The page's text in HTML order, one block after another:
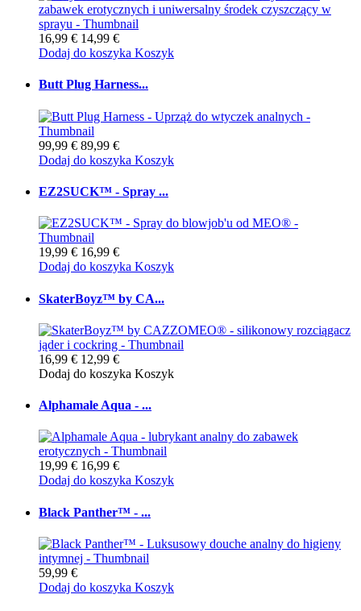
16,99 € 14,99 €
Dodaj do koszyka Koszyk
Butt Plug Harness...
99,99 € 89,99 €
Dodaj do koszyka Koszyk
EZ2SUCK™ - Spray ...
19,99 € 16,99 €
Dodaj do koszyka Koszyk
SkaterBoyz™ by CA...
16,99 € 12,99 €
Dodaj do koszyka Koszyk
Alphamale Aqua - ...
19,99 € 16,99 €
Dodaj do koszyka Koszyk
Black Panther™ - ...
59,99 €
Dodaj do koszyka Koszyk